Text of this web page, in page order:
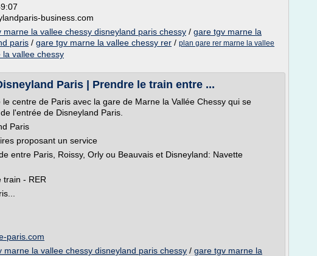
business.com
marne la vallee chessy disneyland paris chessy / gare tgv marne la
paris / gare tgv marne la vallee chessy rer / plan gare rer marne la vallee
vallee chessy
Paris | Prendre le train entre ...
le centre de Paris avec la gare de Marne la Vallée Chessy qui se
l'entrée de Disneyland Paris.
Paris
proposant un service
entre Paris, Roissy, Orly ou Beauvais et Disneyland: Navette
train - RER
paris.com
marne la vallee chessy disneyland paris chessy / gare tgv marne la